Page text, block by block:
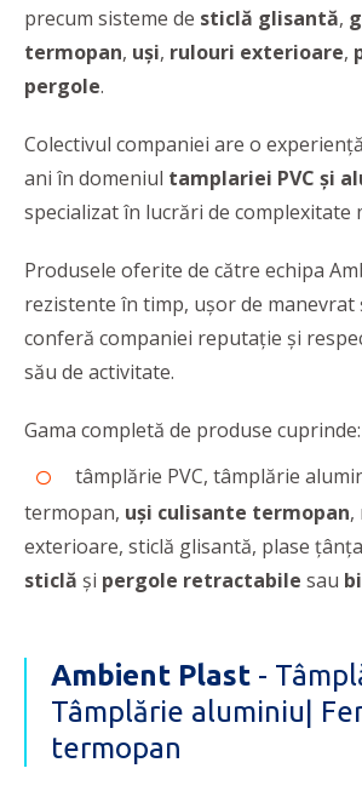
precum sisteme de sticlă glisantă,
termopan, uşi, rulouri exterioare,
pergole.
Colectivul companiei are o
ani în domeniul tamplariei PVC şi
specializat în lucrări de complexitate
Produsele oferite de către echipa
rezistente în timp, ușor de manevrat
conferă companiei reputaţie și
său de activitate.
Gama completă de produse cuprinde:
tâmplărie PVC, tâmplărie
termopan, uşi culisante termopan,
exterioare, sticlă glisantă, plase
sticlă şi pergole retractabile sau
Ambient Plast -
Tâmplărie aluminiu|
termopan